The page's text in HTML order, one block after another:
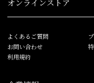
オンラインストア
よくあるご質問
お問い合わせ
利用規約